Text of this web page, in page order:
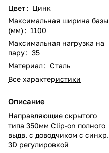
Цвет: Цинк
Максимальная ширина базы
(мм) : 1100
Максимальная нагрузка на
пару: 35
Материал : Сталь
Все характеристики
Описание
Направляющие скрытого
типа 350мм Clip-on полного
выдв. с доводчиком c синхр.
3D регулировкой